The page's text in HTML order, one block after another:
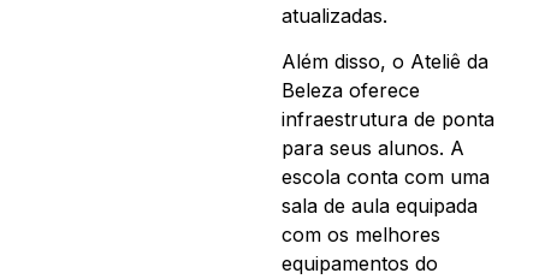
atualizadas.
Além disso, o Ateliê da
Beleza oferece
infraestrutura de ponta
para seus alunos. A
escola conta com uma
sala de aula equipada
com os melhores
equipamentos do